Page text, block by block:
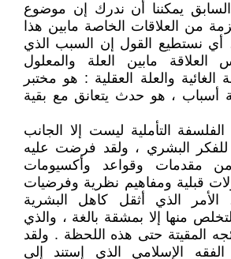
يمكننا أن ندرك إن موضوع
من العلاقات الخاصة مابين هذا
أي نستطيع القول إن السبب الذي
مابين العلة والمعلول
والعلة العقلية : هو مختبر
أسباب ، هو حدث يتعانق مع بقية
الفلسفة التأملية ليست إلا الجانب
للفكر البشري ، ولقد فرضت عليه
مقدمات وقواعد وأكسيومات
قبلية ومفاهيم نظرية وفرضيات
الأمر الذي أثقل كاهل البشرية
منها إلا بمشقة بالغة ، والذي
المقيتة حتى هذه اللحظة . ولقد
الإسلامي الذي إستند إلى